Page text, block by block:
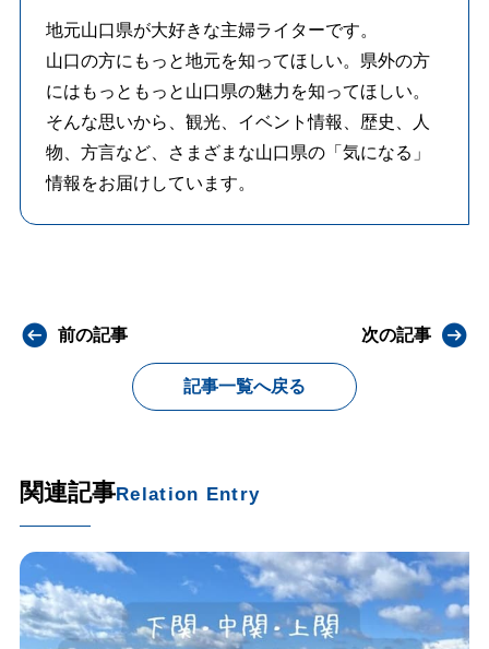
地元山口県が大好きな主婦ライターです。
山口の方にもっと地元を知ってほしい。県外の方
にはもっともっと山口県の魅力を知ってほしい。
そんな思いから、観光、イベント情報、歴史、人
物、方言など、さまざまな山口県の「気になる」
情報をお届けしています。
前の記事
記事一覧へ戻る
次の記事
関連記事Relation Entry